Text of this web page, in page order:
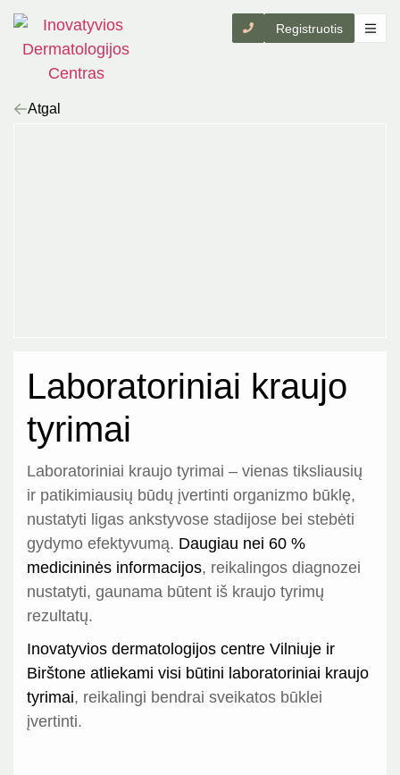
Registruotis
Atgal
Laboratoriniai kraujo
tyrimai
Laboratoriniai kraujo tyrimai – vienas tiksliausių
ir patikimiausių būdų įvertinti organizmo būklę,
nustatyti ligas ankstyvose stadijose bei stebėti
gydymo efektyvumą. Daugiau nei 60 %
medicininės informacijos, reikalingos diagnozei
nustatyti, gaunama būtent iš kraujo tyrimų
rezultatų.
Inovatyvios dermatologijos centre Vilniuje ir
Birštone atliekami visi būtini laboratoriniai kraujo
tyrimai, reikalingi bendrai sveikatos būklei
įvertinti.